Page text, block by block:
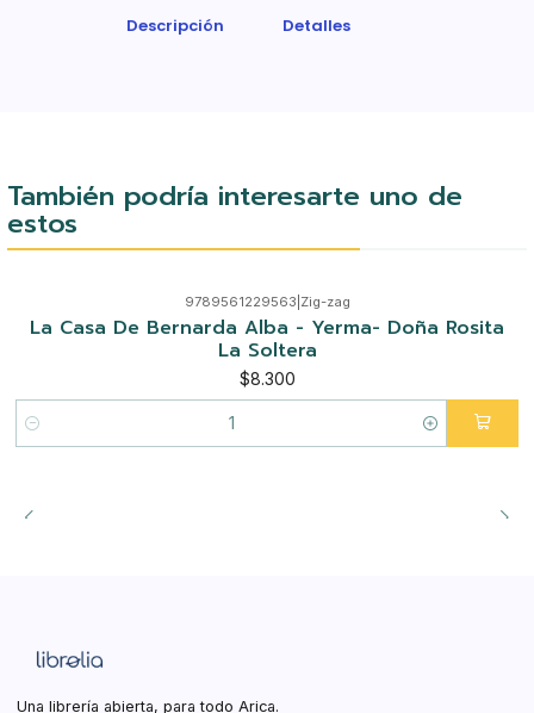
Descripción Detalles
También podría interesarte uno de
estos
9789561229563 Zig-zag
La Casa De Bernarda Alba - Yerma- Doña Rosita
La Soltera
$8.300
Cantidad
Una librería abierta, para todo Arica.